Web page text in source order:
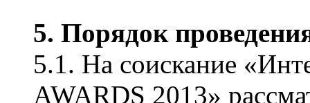
5. Порядок
5.1. На соискание
AWARDS 2013»